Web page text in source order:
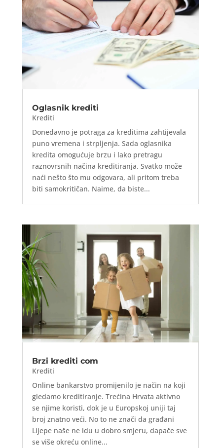
Oglasnik krediti
Krediti
Donedavno je potraga za kreditima zahtijevala
puno vremena i strpljenja. Sada oglasnika
kredita omogućuje brzu i lako pretragu
raznovrsnih načina kreditiranja. Svatko može
naći nešto što mu odgovara, ali pritom treba
biti samokritičan. Naime, da biste...
Brzi krediti com
Krediti
Online bankarstvo promijenilo je način na koji
gledamo kreditiranje. Trećina Hrvata aktivno
se njime koristi, dok je u Europskoj uniji taj
broj znatno veći. No to ne znači da građani
Lijepe naše ne idu u dobro smjeru, dapače sve
se više okreću online...